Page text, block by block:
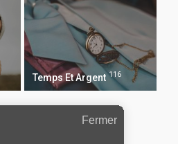
Temps Et Argent 116
Fermer